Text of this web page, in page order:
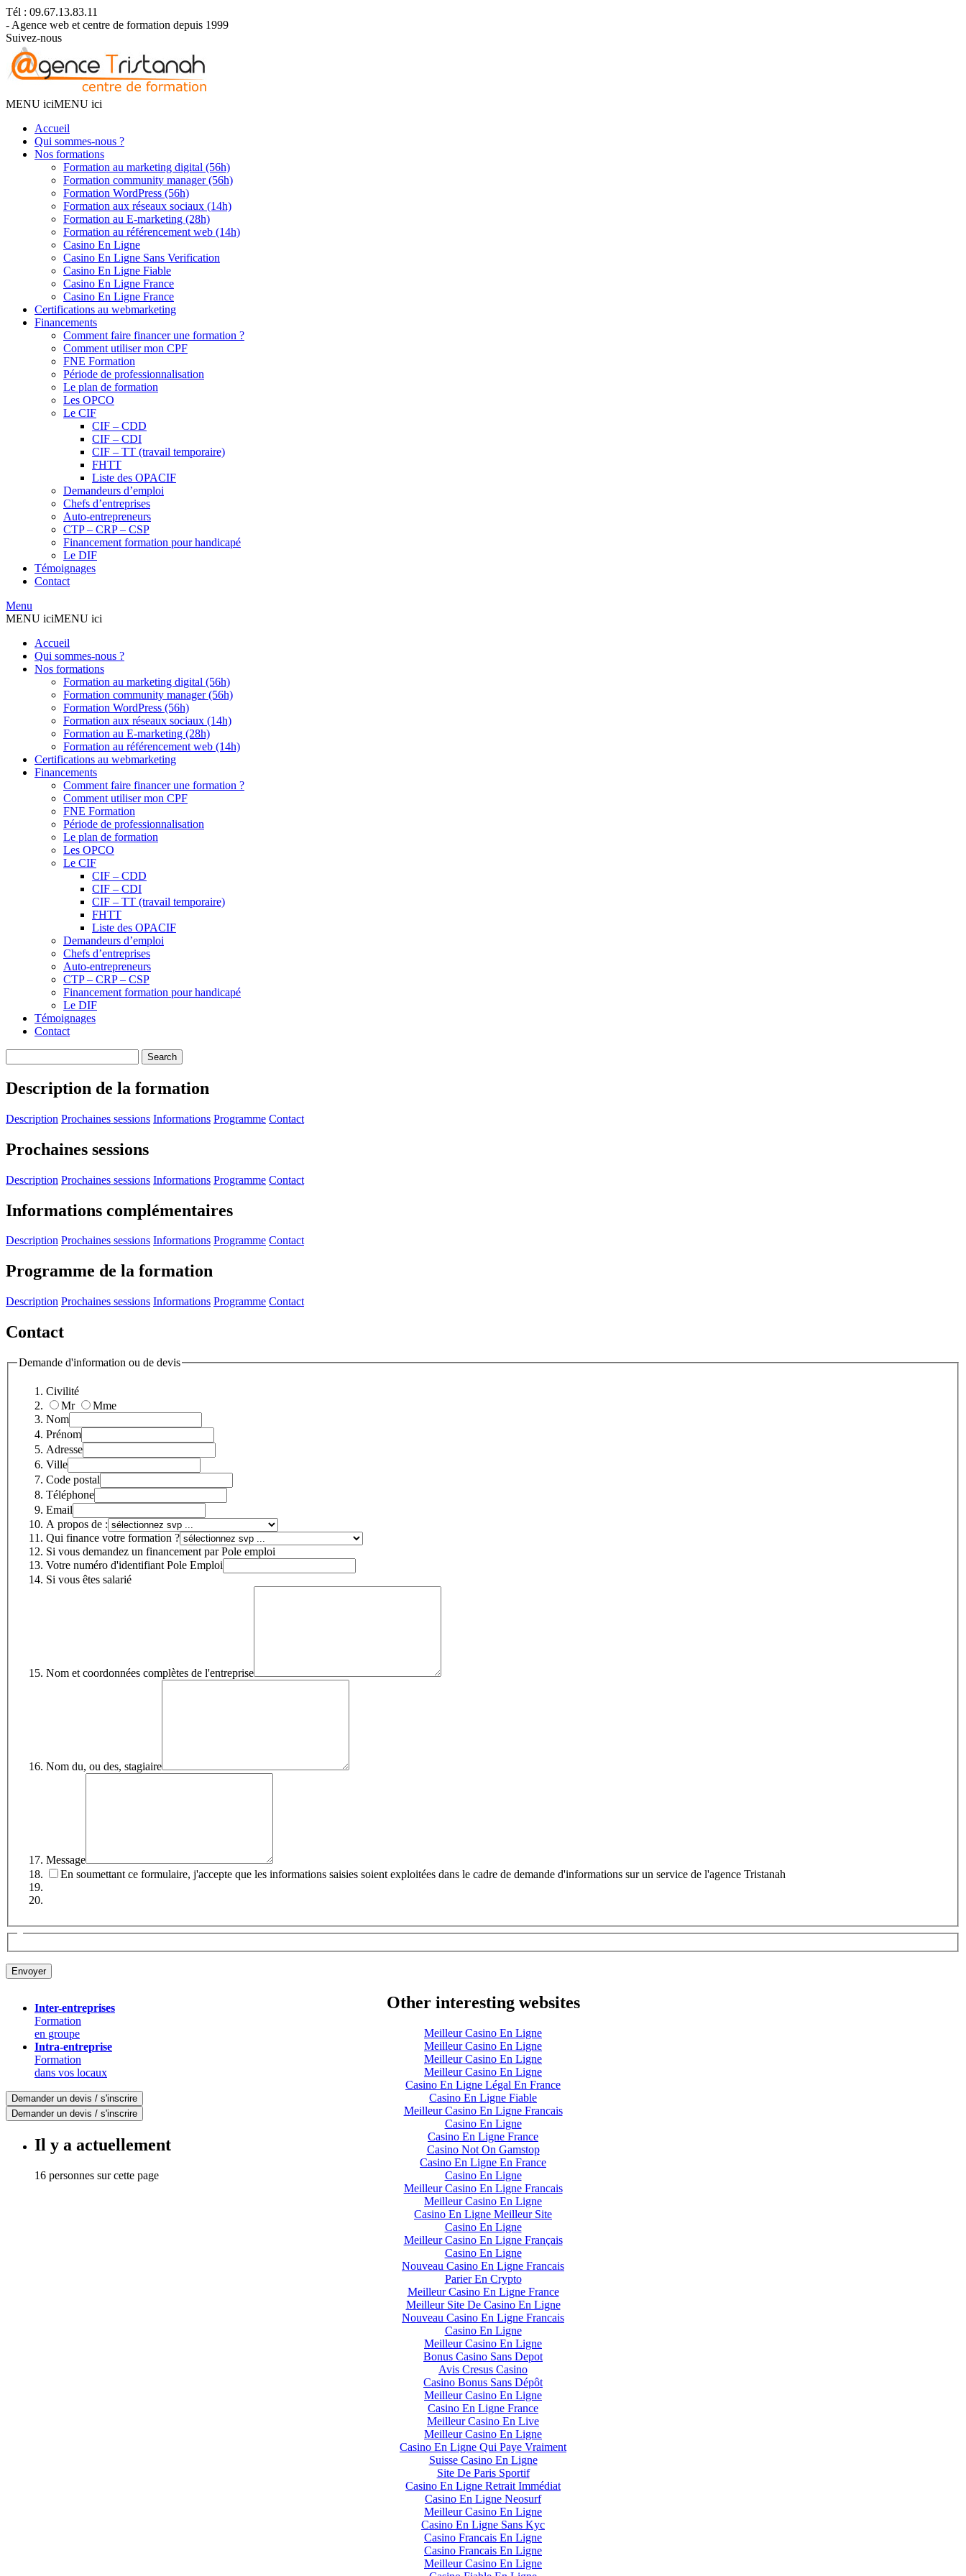
Tél : 09.67.13.83.11
- Agence web et centre de formation depuis 1999
Suivez-nous
MENU iciMENU ici
Accueil
Qui sommes-nous ?
Nos formations
Formation au marketing digital (56h)
Formation community manager (56h)
Formation WordPress (56h)
Formation aux réseaux sociaux (14h)
Formation au E-marketing (28h)
Formation au référencement web (14h)
Casino En Ligne
Casino En Ligne Sans Verification
Casino En Ligne Fiable
Casino En Ligne France
Casino En Ligne France
Certifications au webmarketing
Financements
Comment faire financer une formation ?
Comment utiliser mon CPF
FNE Formation
Période de professionnalisation
Le plan de formation
Les OPCO
Le CIF
CIF – CDD
CIF – CDI
CIF – TT (travail temporaire)
FHTT
Liste des OPACIF
Demandeurs d’emploi
Chefs d’entreprises
Auto-entrepreneurs
CTP – CRP – CSP
Financement formation pour handicapé
Le DIF
Témoignages
Contact
Menu
MENU iciMENU ici
Accueil
Qui sommes-nous ?
Nos formations
Formation au marketing digital (56h)
Formation community manager (56h)
Formation WordPress (56h)
Formation aux réseaux sociaux (14h)
Formation au E-marketing (28h)
Formation au référencement web (14h)
Certifications au webmarketing
Financements
Comment faire financer une formation ?
Comment utiliser mon CPF
FNE Formation
Période de professionnalisation
Le plan de formation
Les OPCO
Le CIF
CIF – CDD
CIF – CDI
CIF – TT (travail temporaire)
FHTT
Liste des OPACIF
Demandeurs d’emploi
Chefs d’entreprises
Auto-entrepreneurs
CTP – CRP – CSP
Financement formation pour handicapé
Le DIF
Témoignages
Contact
Description de la formation
Description Prochaines sessions Informations Programme Contact
Prochaines sessions
Description Prochaines sessions Informations Programme Contact
Informations complémentaires
Description Prochaines sessions Informations Programme Contact
Programme de la formation
Description Prochaines sessions Informations Programme Contact
Contact
Demande d'information ou de devis
Civilité
Mr
Mme
Nom
Prénom
Adresse
Ville
Code postal
Téléphone
Email
A propos de :
Qui finance votre formation ?
Si vous demandez un financement par Pole emploi
Votre numéro d'identifiant Pole Emploi
Si vous êtes salarié
Nom et coordonnées complètes de l'entreprise
Nom du, ou des, stagiaire
Message
En soumettant ce formulaire, j'accepte que les informations saisies soient exploitées dans le cadre de demande d'informations sur un service de l'agence Tristanah
Inter-entreprises
Formation
en groupe
Intra-entreprise
Formation
dans vos locaux
Demander un devis / s'inscrire
Demander un devis / s'inscrire
Il y a actuellement
16 personnes sur cette page
Other interesting websites
Meilleur Casino En Ligne
Meilleur Casino En Ligne
Meilleur Casino En Ligne
Meilleur Casino En Ligne
Casino En Ligne Légal En France
Casino En Ligne Fiable
Meilleur Casino En Ligne Francais
Casino En Ligne
Casino En Ligne France
Casino Not On Gamstop
Casino En Ligne En France
Casino En Ligne
Meilleur Casino En Ligne Francais
Meilleur Casino En Ligne
Casino En Ligne Meilleur Site
Casino En Ligne
Meilleur Casino En Ligne Français
Casino En Ligne
Nouveau Casino En Ligne Francais
Parier En Crypto
Meilleur Casino En Ligne France
Meilleur Site De Casino En Ligne
Nouveau Casino En Ligne Francais
Casino En Ligne
Meilleur Casino En Ligne
Bonus Casino Sans Depot
Avis Cresus Casino
Casino Bonus Sans Dépôt
Meilleur Casino En Ligne
Casino En Ligne France
Meilleur Casino En Live
Meilleur Casino En Ligne
Casino En Ligne Qui Paye Vraiment
Suisse Casino En Ligne
Site De Paris Sportif
Casino En Ligne Retrait Immédiat
Casino En Ligne Neosurf
Meilleur Casino En Ligne
Casino En Ligne Sans Kyc
Casino Francais En Ligne
Casino Francais En Ligne
Meilleur Casino En Ligne